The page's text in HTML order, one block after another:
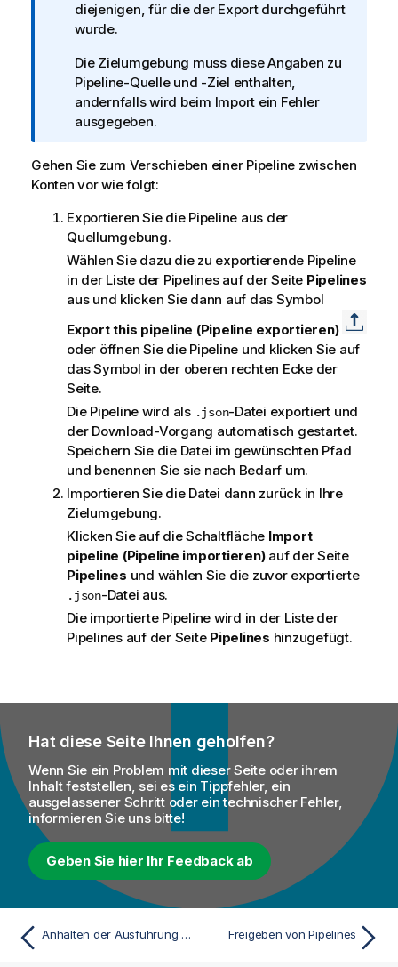
m
a
i
o
n
s
i
n
e
i
s
diejenigen, für die der Export durchgeführt
wurde.
Die Zielumgebung muss diese Angaben zu
Pipeline-Quelle und -Ziel enthalten,
andernfalls wird beim Import ein Fehler
ausgegeben.
Gehen Sie zum Verschieben einer Pipeline zwischen
Konten vor wie folgt:
Exportieren Sie die Pipeline aus der
Quellumgebung.
Wählen Sie dazu die zu exportierende Pipeline
in der Liste der Pipelines auf der Seite Pipelines
aus und klicken Sie dann auf das Symbol
Export this pipeline (Pipeline exportieren)
oder öffnen Sie die Pipeline und klicken Sie auf
das Symbol in der oberen rechten Ecke der
Seite.
Die Pipeline wird als .json-Datei exportiert und
der Download-Vorgang automatisch gestartet.
Speichern Sie die Datei im gewünschten Pfad
und benennen Sie sie nach Bedarf um.
Importieren Sie die Datei dann zurück in Ihre
Zielumgebung.
Klicken Sie auf die Schaltfläche Import
pipeline (Pipeline importieren)auf der Seite
Pipelines und wählen Sie die zuvor exportierte
.json-Datei aus.
Die importierte Pipeline wird in der Liste der
Pipelines auf der Seite Pipelines hinzugefügt.
Hat diese Seite Ihnen geholfen?
Wenn Sie ein Problem mit dieser Seite oder ihrem
Inhalt feststellen, sei es ein Tippfehler, ein
ausgelassener Schritt oder ein technischer Fehler,
informieren Sie uns bitte!
Geben Sie hier Ihr Feedback ab
Anhalten der Ausführung von Pipelines Freigeben von Pipelines